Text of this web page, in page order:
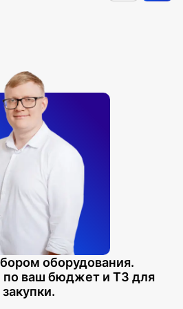
оборудования.
ваш бюджет и ТЗ для
закупки.